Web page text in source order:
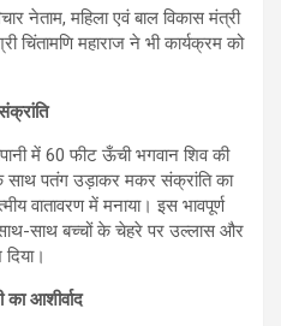
नेताम, महिला एवं बाल विकास मंत्री
चिंतामणि महाराज ने भी कार्यक्रम को
में 60 फीट ऊँची भगवान शिव की
साथ पतंग उड़ाकर मकर संक्रांति का
वातावरण में मनाया। इस भावपूर्ण
साथ बच्चों के चेहरे पर उल्लास और
का आशीर्वाद